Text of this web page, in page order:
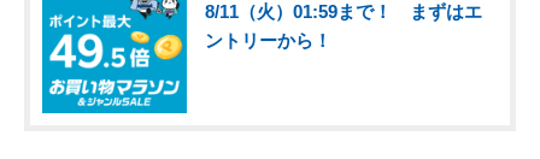
8/11（火）01:59まで！ まずはエ
ントリーから！